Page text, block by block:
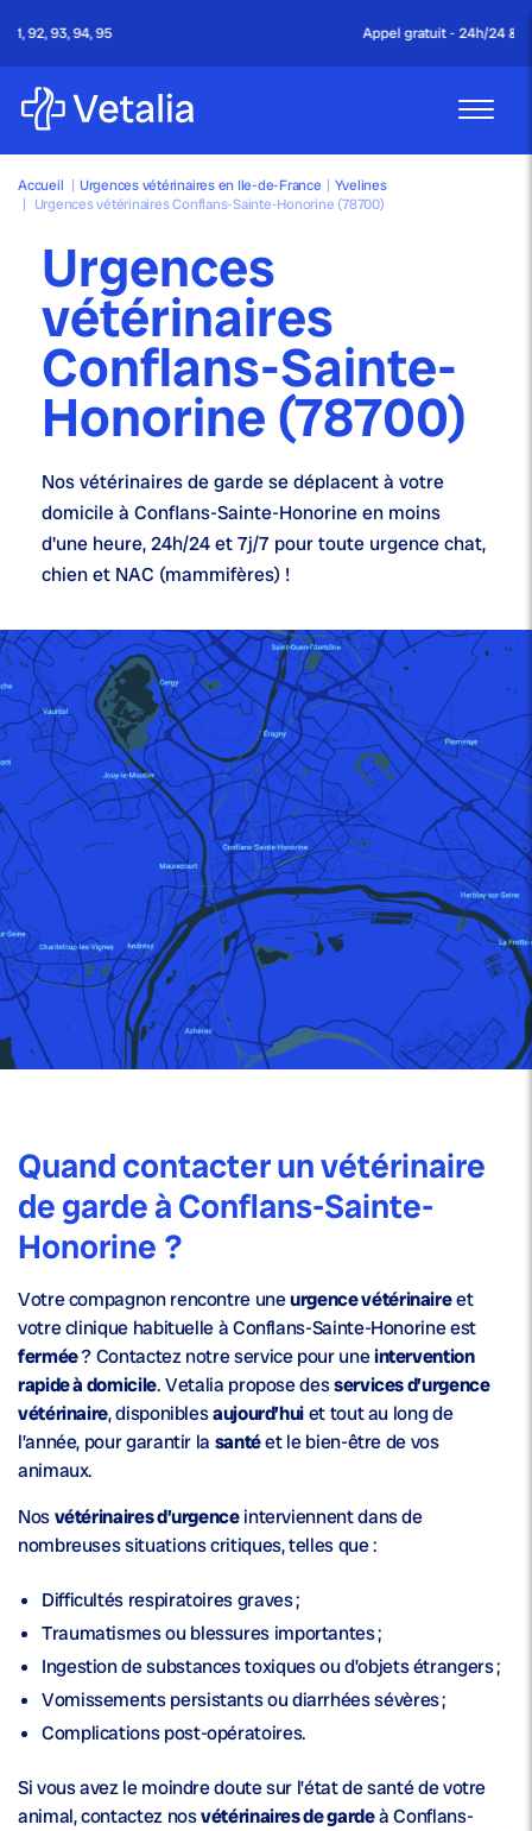
Appel gratuit - 24h/24 & 7j/7
Accueil | Urgences vétérinaires en Ile-de-France | Yvelines
| Urgences vétérinaires Conflans-Sainte-Honorine (78700)
Urgences
vétérinaires
Conflans-Sainte-
Honorine (78700)
Nosvétérinaires de gardese déplacent à votre
domicile à Conflans-Sainte-Honorine en moins
d'une heure,24h/24 et 7j/7 pour toute urgence chat,
chien et NAC (mammifères) !
Quand contacter un vétérinaire
de garde à Conflans-Sainte-
Honorine ?
Votre compagnon rencontre uneurgence vétérinaireet
votre clinique habituelle à Conflans-Sainte-Honorine est
fermée? Contactez notre service pour uneintervention
rapide à domicile. Vetalia propose desservices d’urgence
vétérinaire, disponiblesaujourd’huiet tout au long de
l’année, pour garantir la santéet le bien-être de vos
animaux.
Nosvétérinaires d’urgenceinterviennent dans de
nombreuses situations critiques, telles que :
Difficultés respiratoires graves ;
Traumatismes ou blessures importantes ;
Ingestion de substances toxiques ou d’objets étrangers ;
Vomissements persistants ou diarrhées sévères ;
Complications post-opératoires.
Si vous avez le moindre doute sur l’état de santé de votre
animal, contactez nosvétérinaires de gardeà Conflans-